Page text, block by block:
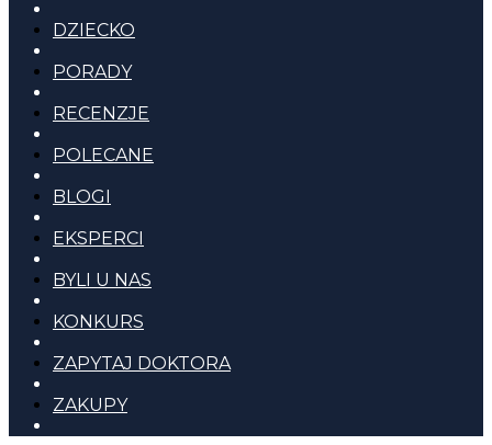
DZIECKO
PORADY
RECENZJE
POLECANE
BLOGI
EKSPERCI
BYLI U NAS
KONKURS
ZAPYTAJ DOKTORA
ZAKUPY